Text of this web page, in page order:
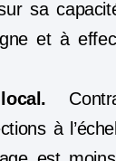
sa
et à
à